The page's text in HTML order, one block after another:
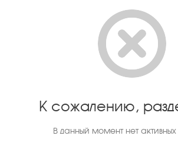
К сожалению,
В данный момент нет активных